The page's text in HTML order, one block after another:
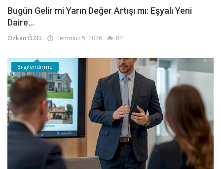
Bugün Gelir mi Yarın Değer Artışı mı: Eşyalı Yeni
Daire...
Özkan ÖZEL Temmuz 5, 2026 84
Bilgilendirme